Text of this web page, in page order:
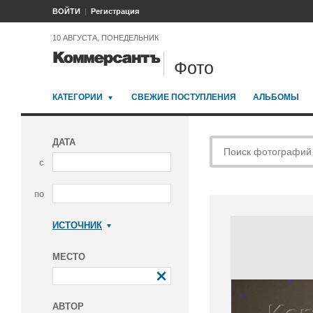
ВОЙТИ Регистрация
10 АВГУСТА, ПОНЕДЕЛЬНИК
Фото
КАТЕГОРИИ СВЕЖИЕ ПОСТУПЛЕНИЯ АЛЬБОМЫ
ДАТА
с
по
ИСТОЧНИК
МЕСТО
АВТОР